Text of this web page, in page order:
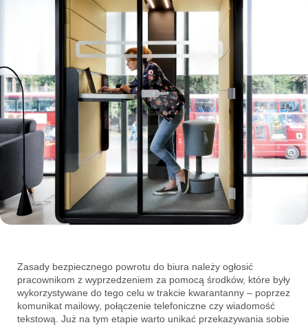
Zasady bezpiecznego powrotu do biura należy ogłosić
pracownikom z wyprzedzeniem za pomocą środków, które były
wykorzystywane do tego celu w trakcie kwarantanny – poprzez
komunikat mailowy, połączenie telefoniczne czy wiadomość
tekstową. Już na tym etapie warto unikać przekazywania sobie